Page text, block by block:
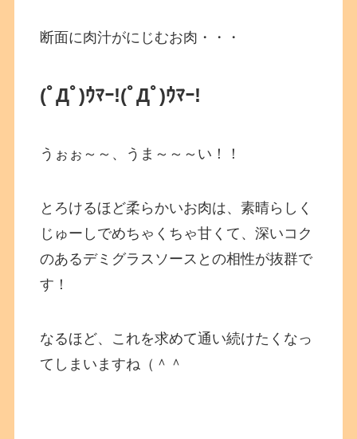
断面に肉汁がにじむお肉・・・
(ﾟДﾟ)ｳﾏｰ!(ﾟДﾟ)ｳﾏｰ!
うぉぉ～～、うま～～～い！！
とろけるほど柔らかいお肉は、素晴らしく
じゅーしでめちゃくちゃ甘くて、深いコク
のあるデミグラスソースとの相性が抜群で
す！
なるほど、これを求めて通い続けたくなっ
てしまいますね（＾＾